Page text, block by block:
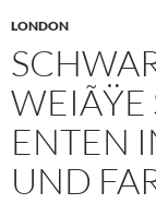
LONDON
ENTEN
UND